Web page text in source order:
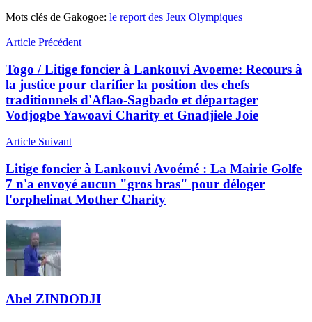
Mots clés de Gakogoe: le report des Jeux Olympiques
Article Précédent
Togo / Litige foncier à Lankouvi Avoeme: Recours à
la justice pour clarifier la position des chefs
traditionnels d'Aflao-Sagbado et départager
Vodjogbe Yawoavi Charity et Gnadjiele Joie
Article Suivant
Litige foncier à Lankouvi Avoémé : La Mairie Golfe
7 n'a envoyé aucun "gros bras" pour déloger
l'orphelinat Mother Charity
Abel ZINDODJI